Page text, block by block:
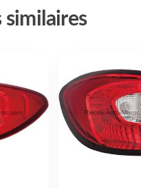
similaires